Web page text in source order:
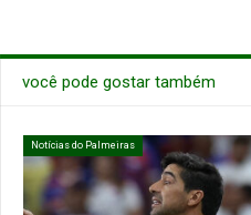
você pode gostar também
Notícias do Palmeiras